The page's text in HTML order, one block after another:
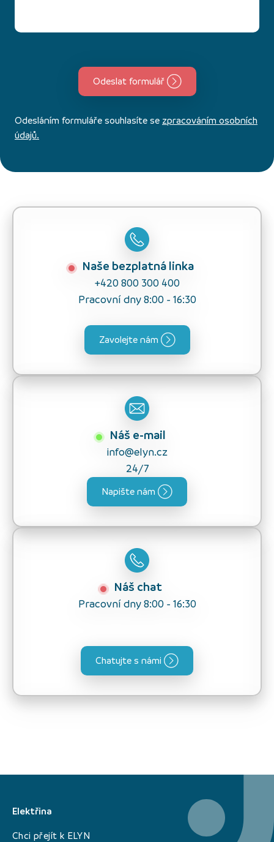
Odeslat formulář
Odesláním formuláře souhlasíte se zpracováním osobních
údajů.
Naše bezplatná linka
+420 800 300 400
Pracovní dny 8:00 - 16:30
Zavolejte nám
Náš e-mail
info@elyn.cz
24/7
Napište nám
Náš chat
Pracovní dny 8:00 - 16:30
Chatujte s námi
Elektřina
Chci přejít k ELYN